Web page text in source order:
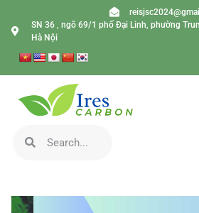
SN 36 , ngõ 69/1 phố Đại Linh, phường
Hà Nội